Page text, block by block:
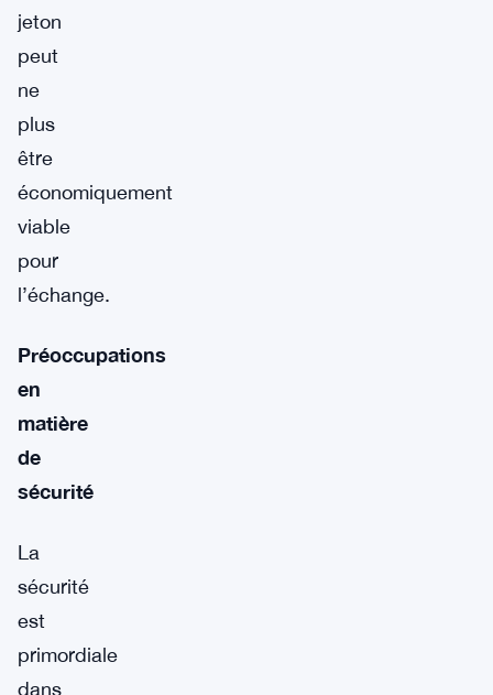
jeton
peut
ne
plus
être
économiquement
viable
pour
l’échange.
Préoccupations
en
matière
de
sécurité
La
sécurité
est
primordiale
dans